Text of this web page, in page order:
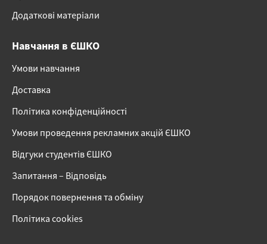
Додаткові матеріали
Навчання в ЄШКО
Умови навчання
Доставка
Політика конфіденційності
Умови проведення рекламних акцій ЄШКО
Відгуки студентів ЄШКО
Запитання – Відповідь
Порядок повернення та обміну
Політика cookies